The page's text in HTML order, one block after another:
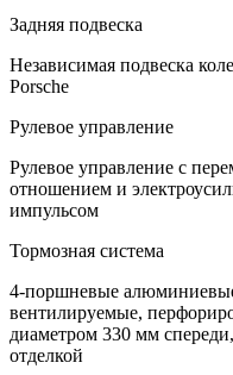
Задняя подвеска
Независимая подвеска
Porsche
Рулевое управление
Рулевое управление с
отношением и
импульсом
Тормозная система
4-поршневые
вентилируемые,
диаметром 330 мм
отделкой